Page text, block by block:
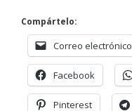
Compártelo:
Correo electrónico
Facebook
Pinterest